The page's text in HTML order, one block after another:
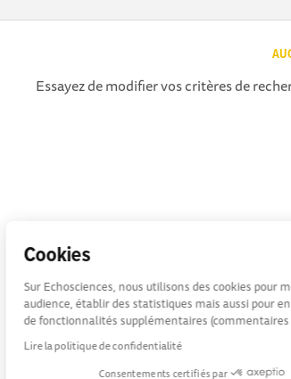
Cookies
Sur Echosciences, nous utilisons des cookies pour
audience, établir des statistiques mais aussi pour
de fonctionnalités supplémentaires
Lire la politique de confidentialité
Consentements certifiés par
Essayez de modifier vos critères de